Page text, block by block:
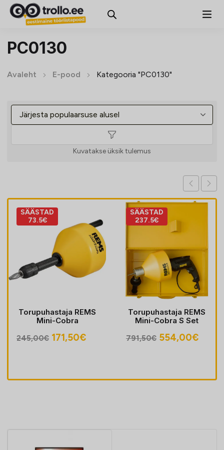
PC0130
Avaleht E-pood Kategooria "PC0130"
Kuvatakse üksik tulemus
SÄÄSTAD
73.5€
Torupuhastaja REMS
Mini-Cobra
245,00€ Algne
171,50€Praegune
SÄÄSTAD
237.5€
Torupuhastaja REMS
Mini-Cobra S Set
791,50€ Algne
554,00€